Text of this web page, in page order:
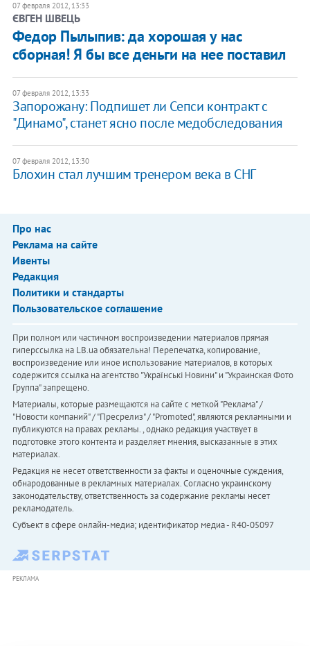
07 февраля 2012, 13:33
ЄВГЕН ШВЕЦЬ
​Федор Пылыпив: да хорошая у нас
сборная! Я бы все деньги на нее поставил
07 февраля 2012, 13:33
Запорожану: Подпишет ли Сепси контракт с
"Динамо", станет ясно после медобследования
07 февраля 2012, 13:30
Блохин стал лучшим тренером века в СНГ
Про нас
Реклама на сайте
Ивенты
Редакция
Политики и стандарты
Пользовательское соглашение
При полном или частичном воспроизведении материалов прямая
гиперссылка на LB.ua обязательна! Перепечатка, копирование,
воспроизведение или иное использование материалов, в которых
содержится ссылка на агентство "Українськi Новини" и "Украинская Фото
Группа" запрещено.
Материалы, которые размещаются на сайте с меткой "Реклама" /
"Новости компаний" / "Пресрелиз" / "Promoted", являются рекламными и
публикуются на правах рекламы. , однако редакция участвует в
подготовке этого контента и разделяет мнения, высказанные в этих
материалах.
Редакция не несет ответственности за факты и оценочные суждения,
обнародованные в рекламных материалах. Согласно украинскому
законодательству, ответственность за содержание рекламы несет
рекламодатель.
Субъект в сфере онлайн-медиа; идентификатор медиа - R40-05097
РЕКЛАМА